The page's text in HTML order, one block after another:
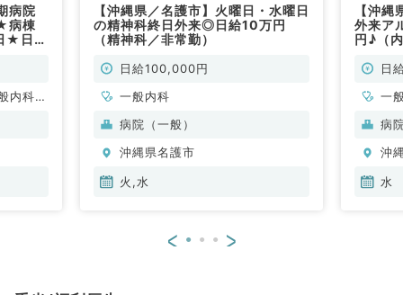
病院
病棟
★日
内科、
【沖縄県／名護市】火曜日・水曜日
の精神科終日外来◎日給10万円
（精神科／非常勤）
日給100,000円
一般内科
病院（一般）
沖縄県名護市
火,水
【沖
外来ア
円♪（
日
一
病
沖
水
< >